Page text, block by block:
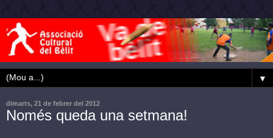
▼
dimarts, 21 de febrer del 2012
Només queda una setmana!